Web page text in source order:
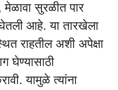
सुरळीत पार
आहे. या तारखेला
राहतील अशी अपेक्षा
घेण्यासाठी
यामुळे त्यांना